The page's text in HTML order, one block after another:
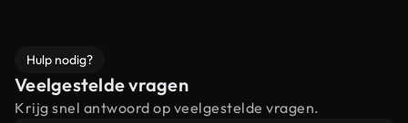
Hulp nodig?
Veelgestelde vragen
Krijg snel antwoord op veelgestelde vragen.